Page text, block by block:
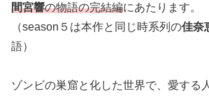
間宮響の物語の完結編にあたります。
（season５は本作と同じ時系列の佳奈
語）
ゾンビの巣窟と化した世界で、愛する